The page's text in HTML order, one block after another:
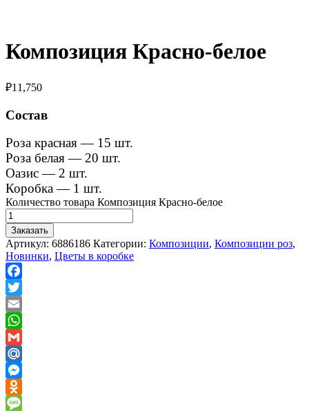
Композиция Красно-белое
₽11,750
Состав
Роза красная — 15 шт.
Роза белая — 20 шт.
Оазис — 2 шт.
Коробка — 1 шт.
Количество товара Композиция Красно-белое
Заказать
Артикул: 6886186 Категории: Композиции, Композиции роз,
Новинки, Цветы в коробке
Facebook
Twitter
Email
WhatsApp
Gmail
Mail.Ru
Messenger
Odnoklassniki